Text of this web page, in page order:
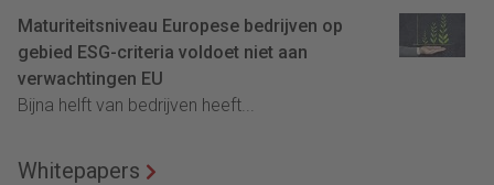
Maturiteitsniveau Europese bedrijven op
gebied ESG-criteria voldoet niet aan
verwachtingen EU
Bijna helft van bedrijven heeft...
Whitepapers